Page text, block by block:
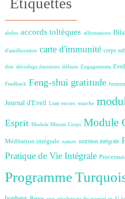
abdos accords toltèques affirmations
d'amélioration carte d'immunité corps
don décodage émotions défauts Engagements
Feedback Feng-shui gratitude
Journal d'Eveil Liste envies marche
Esprit Module Minute Corps Module
Méditation intégrale nature nutrition intégrale
Pratique de Vie Intégrale
Programme